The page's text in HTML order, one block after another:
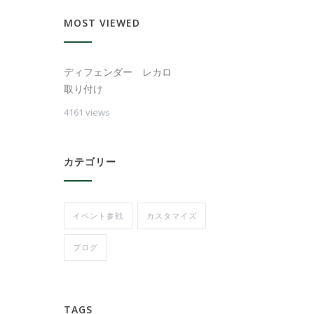
MOST VIEWED
ディフェンダー レカロ
取り付け
4161 views
カテゴリー
イベント参戦 カスタマイズ
ブログ
TAGS